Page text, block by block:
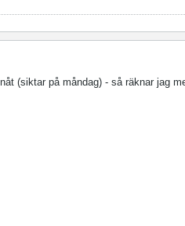
(siktar på måndag) - så räknar jag